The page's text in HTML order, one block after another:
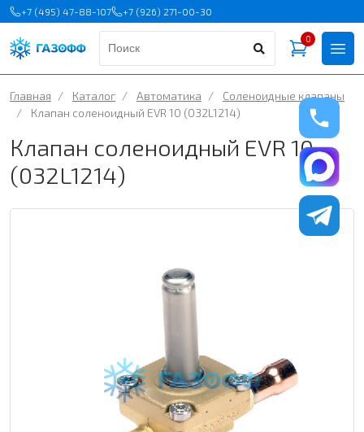
+7 (495) 47-88-107 +7 (926) 271-00-30
0
Главная / Каталог / Автоматика /
Соленоидные клапаны
/
Клапан соленоидный EVR 10 (032L1214)
Клапан соленоидный EVR 10
(032L1214)